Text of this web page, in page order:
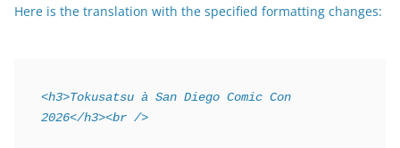
Here is the translation with the specified formatting changes:
<h3>Tokusatsu à San Diego Comic Con
2026</h3><br />